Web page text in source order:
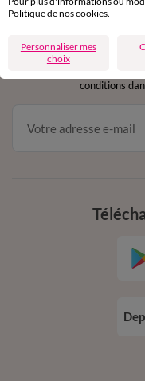
en vous
conditions
Politique de nos cookies
Personnaliser mes
choix